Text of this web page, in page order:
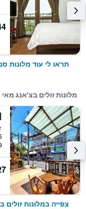
תראו לי עוד מלונות
מלונות זולים בצ'אנג מאי
צפייה במלונות זולים